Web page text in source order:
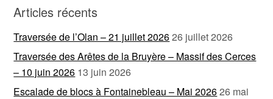
Articles récents
Traversée de l’Olan – 21 juillet 202626 juillet 2026
Traversée des Arêtes de la Bruyère – Massif des Cerces
– 10 juin 2026 13 juin 2026
Escalade de blocs à Fontainebleau – Mai 202626 mai